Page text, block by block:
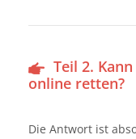
Teil 2.
online retten?
Die Antwort ist